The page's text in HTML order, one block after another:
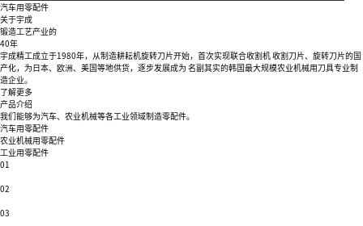
汽车用零配件
关于宇成
锻造工艺产业的
40年
宇成精工成立于1980年，从制造耕耘机旋转刀片开始，首次实现联合收割机收割刀片、旋转刀片的国
产化，为日本、欧洲、美国等地供货，逐步发展成为 名副其实的韩国最大规模农业机械用刀具专业制
造企业。
了解更多
产品介绍
我们能够为汽车、农业机械等各工业领域制造零配件。
汽车用零配件
农业机械用零配件
工业用零配件
01
02
03